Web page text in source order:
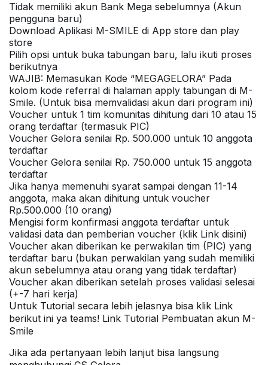
Tidak memiliki akun Bank Mega sebelumnya (Akun
pengguna baru)
Download Aplikasi M-SMILE di App store dan play
store
Pilih opsi untuk buka tabungan baru, lalu ikuti proses
berikutnya
WAJIB: Memasukan Kode “MEGAGELORA” Pada
kolom kode referral di halaman apply tabungan di M-
Smile. (Untuk bisa memvalidasi akun dari program ini)
Voucher untuk 1 tim komunitas dihitung dari 10 atau 15
orang terdaftar (termasuk PIC)
Voucher Gelora senilai Rp. 500.000 untuk 10 anggota
terdaftar
Voucher Gelora senilai Rp. 750.000 untuk 15 anggota
terdaftar
Jika hanya memenuhi syarat sampai dengan 11-14
anggota, maka akan dihitung untuk voucher
Rp.500.000 (10 orang)
Mengisi form konfirmasi anggota terdaftar untuk
validasi data dan pemberian voucher (klik Link disini)
Voucher akan diberikan ke perwakilan tim (PIC) yang
terdaftar baru (bukan perwakilan yang sudah memiliki
akun sebelumnya atau orang yang tidak terdaftar)
Voucher akan diberikan setelah proses validasi selesai
(+-7 hari kerja)
Untuk Tutorial secara lebih jelasnya bisa klik Link
berikut ini ya teams! Link Tutorial Pembuatan akun M-
Smile
Jika ada pertanyaan lebih lanjut bisa langsung